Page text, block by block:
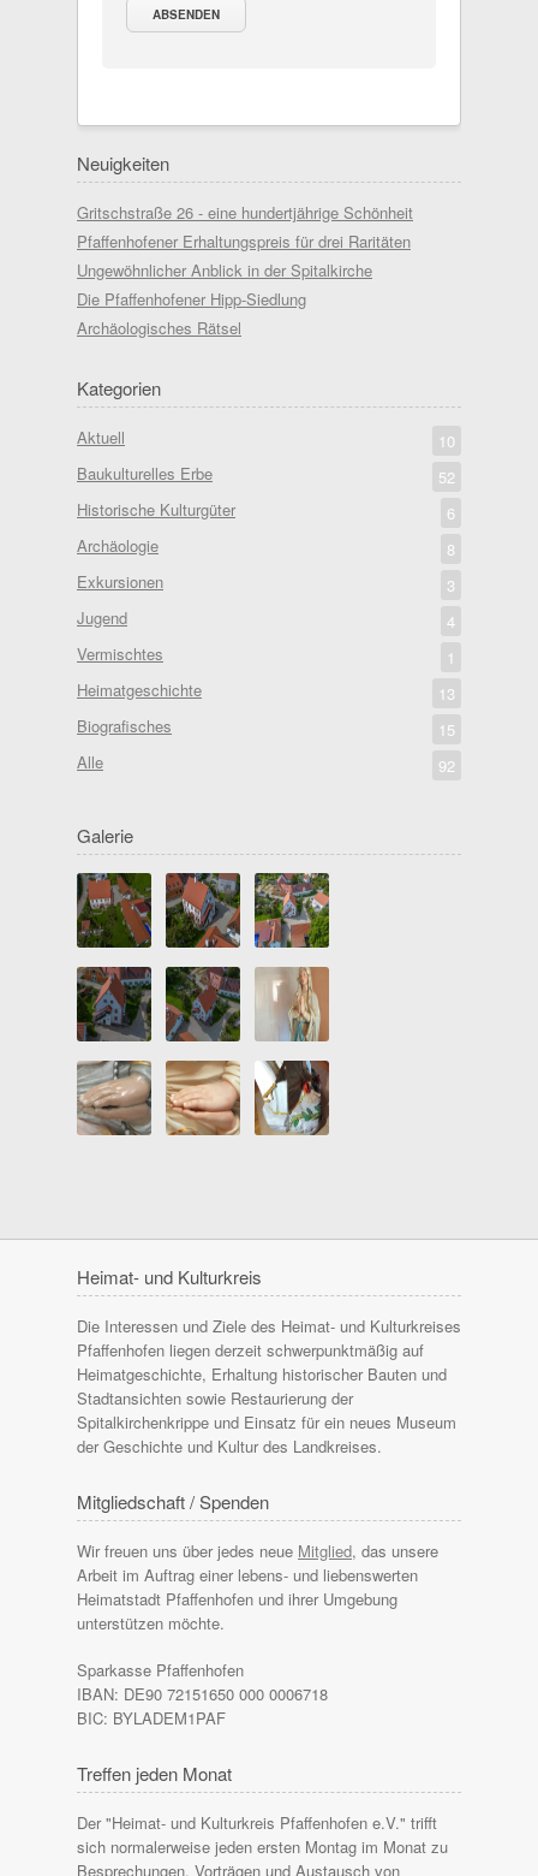
Neuigkeiten
Gritschstraße 26 - eine hundertjährige Schönheit
Pfaffenhofener Erhaltungspreis für drei Raritäten
Ungewöhnlicher Anblick in der Spitalkirche
Die Pfaffenhofener Hipp-Siedlung
Archäologisches Rätsel
Kategorien
Aktuell
10
Baukulturelles Erbe
52
Historische Kulturgüter
6
Archäologie
8
Exkursionen
3
Jugend
4
Vermischtes
1
Heimatgeschichte
13
Biografisches
15
Alle
92
Galerie
Heimat- und Kulturkreis
Die Interessen und Ziele des Heimat- und Kulturkreises
Pfaffenhofen liegen derzeit schwerpunktmäßig auf
Heimatgeschichte, Erhaltung historischer Bauten und
Stadtansichten sowie Restaurierung der
Spitalkirchenkrippe und Einsatz für ein neues Museum
der Geschichte und Kultur des Landkreises.
Mitgliedschaft / Spenden
Wir freuen uns über jedes neue Mitglied, das unsere
Arbeit im Auftrag einer lebens- und liebenswerten
Heimatstadt Pfaffenhofen und ihrer Umgebung
unterstützen möchte.
Sparkasse Pfaffenhofen
IBAN: DE90 72151650 000 0006718
BIC: BYLADEM1PAF
Treffen jeden Monat
Der "Heimat- und Kulturkreis Pfaffenhofen e.V." trifft
sich normalerweise jeden ersten Montag im Monat zu
Besprechungen, Vorträgen und Austausch von